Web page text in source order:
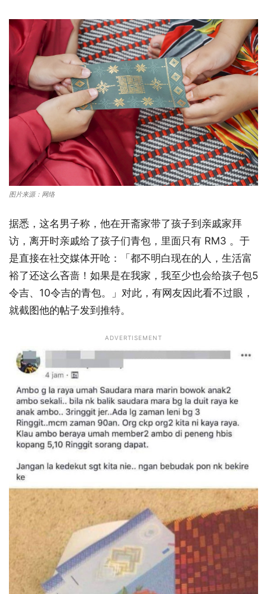
图片来源：网络
据悉，这名男子称，他在开斋家带了孩子到亲戚家拜
访，离开时亲戚给了孩子们青包，里面只有 RM3 。于
是直接在社交媒体开呛：「都不明白现在的人，生活富
裕了还这么吝啬！如果是在我家，我至少也会给孩子包5
令吉、10令吉的青包。」对此，有网友因此看不过眼，
就截图他的帖子发到推特。
ADVERTISEMENT